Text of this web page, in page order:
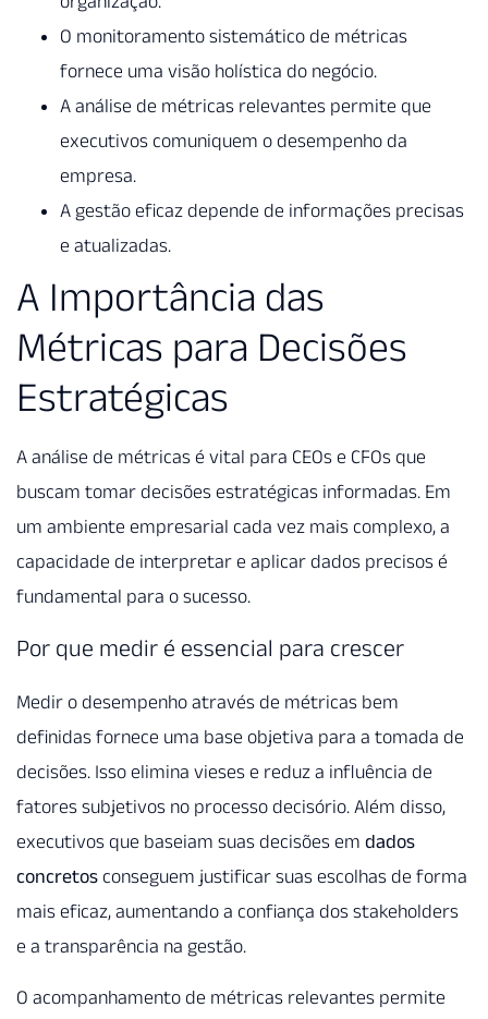
O monitoramento sistemático de métricas
fornece uma visão holística do negócio.
A análise de métricas relevantes permite que
executivos comuniquem o desempenho da
empresa.
A gestão eficaz depende de informações precisas
e atualizadas.
A Importância das
Métricas para Decisões
Estratégicas
A análise de métricas é vital para CEOs e CFOs que
buscam tomar decisões estratégicas informadas. Em
um ambiente empresarial cada vez mais complexo, a
capacidade de interpretar e aplicar dados precisos é
fundamental para o sucesso.
Por que medir é essencial para crescer
Medir o desempenho através de métricas bem
definidas fornece uma base objetiva para a tomada de
decisões. Isso elimina vieses e reduz a influência de
fatores subjetivos no processo decisório. Além disso,
executivos que baseiam suas decisões em dados
concretos conseguem justificar suas escolhas de forma
mais eficaz, aumentando a confiança dos stakeholders
e a transparência na gestão.
O acompanhamento de métricas relevantes permite